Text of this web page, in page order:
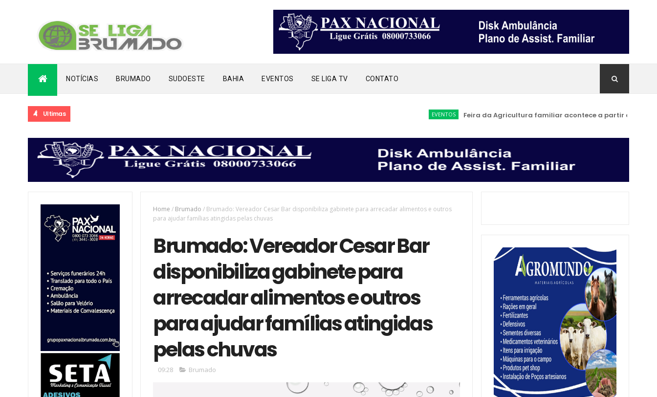
NOTÍCIAS BRUMADO SUDOESTE BAHIA EVENTOS SE LIGA TV CONTATO
Ultimas Feira da Agricultura familiar acontece a partir de sábado (11)
Home / Brumado / Brumado: Vereador Cesar Bar disponibiliza gabinete para arrecadar alimentos e outros
para ajudar famílias atingidas pelas chuvas
Brumado: Vereador Cesar Bar
disponibiliza gabinete para
arrecadar alimentos e outros
para ajudar famílias atingidas
pelas chuvas
09:28 Brumado